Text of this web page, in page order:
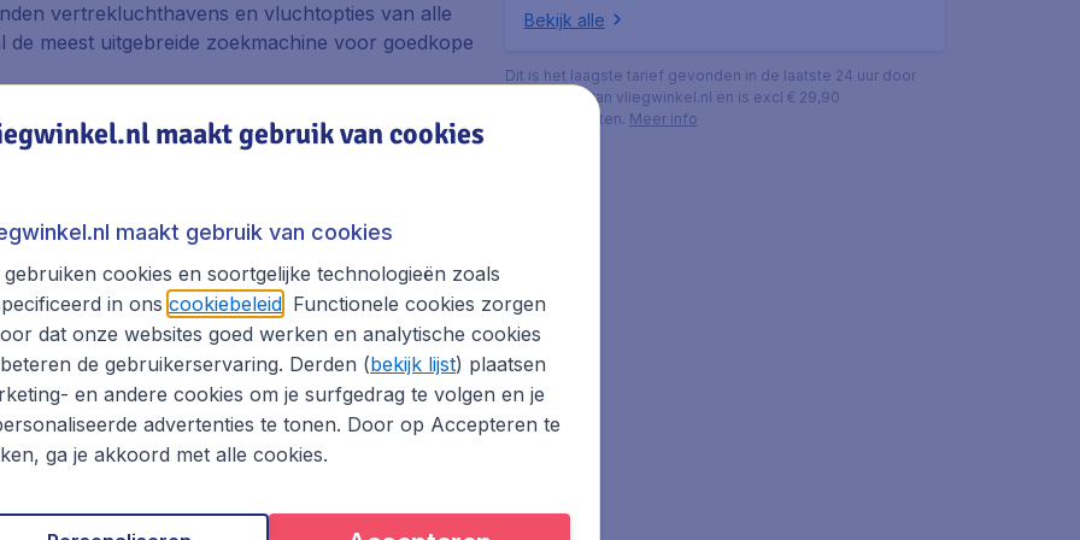
vertrekluchthavens en vluchtopties van alle
meest uitgebreide zoekmachine voor goedkope
Dit betekent dat je in
vertrek op een reisdatum en tijd die jou het
en vergelijken van vliegtickets naar
de perfecte vliegticket aanbieding vindt.
en wie weet vind je een nog betere
te zijn dat je de vlucht met de beste
jouw boeking online te voltooien? Geen
staan voor je klaar om vragen over jouw boeking
en/of huurauto en bespaar op je Semarang
Bekijk alle
Dit is het laagste tarief gevonden in de laatste 24 uur door
bezoekers van vliegwinkel.nl en is excl € 29,90
boekingskosten. Meer info
maakt gebruik van cookies
maakt gebruik van cookies
gebruiken cookies en soortgelijke technologieën zoals
in ons cookiebeleid. Functionele cookies zorgen
dat onze websites goed werken en analytische cookies
de gebruikerservaring. Derden (bekijk lijst) plaatsen
en andere cookies om je surfgedrag te volgen en je
advertenties te tonen. Door op Accepteren te
ga je akkoord met alle cookies.